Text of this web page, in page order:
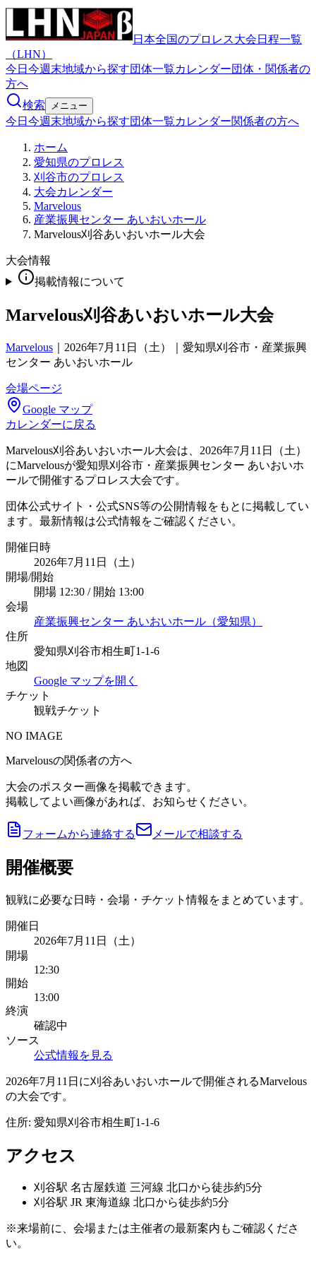
日本全国のプロレス大会日程一覧
（LHN）
今日 今週末地域から探す団体一覧カレンダー団体・関係者の
方へ
検索
メニュー
今日 今週末地域から探す団体一覧カレンダー関係者の方へ
ホーム
愛知県のプロレス
刈谷市のプロレス
大会カレンダー
Marvelous
産業振興センター あいおいホール
Marvelous刈谷あいおいホール大会
大会情報
掲載情報について
Marvelous刈谷あいおいホール大会
Marvelous
2026年7月11日（土）｜愛知県刈谷市・産業振興
センター あいおいホール
会場ページ
Google マップ
カレンダーに戻る
Marvelous刈谷あいおいホール大会は、2026年7月11日（土）
にMarvelousが愛知県刈谷市・産業振興センター あいおいホ
ールで開催するプロレス大会です。
団体公式サイト・公式SNS等の公開情報をもとに掲載してい
ます。最新情報は公式情報をご確認ください。
開催日時
2026年7月11日（土）
開場/開始
開場 12:30 / 開始 13:00
会場
産業振興センター あいおいホール（愛知県）
住所
愛知県刈谷市相生町1-1-6
地図
Google マップを開く
チケット
観戦チケット
NO IMAGE
Marvelousの関係者の方へ
大会のポスター画像を掲載できます。
掲載してよい画像があれば、お知らせください。
フォームから連絡する メールで相談する
開催概要
観戦に必要な日時・会場・チケット情報をまとめています。
開催日
2026年7月11日（土）
開場
12:30
開始
13:00
終演
確認中
ソース
公式情報を見る
2026年7月11日に刈谷あいおいホールで開催されるMarvelous
の大会です。
住所: 愛知県刈谷市相生町1-1-6
アクセス
刈谷駅 名古屋鉄道 三河線 北口から徒歩約5分
刈谷駅 JR 東海道線 北口から徒歩約5分
※来場前に、会場または主催者の最新案内もご確認くださ
い。